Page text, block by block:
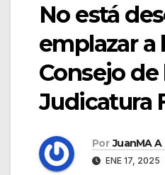
No está
emplazar a
Consejo de
Judicatura
Por JuanMA A
ENE 17, 2025